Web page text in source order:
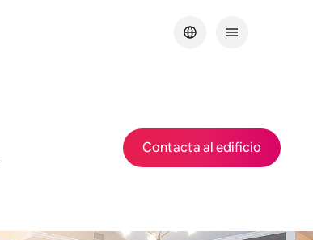
Contacta al edificio